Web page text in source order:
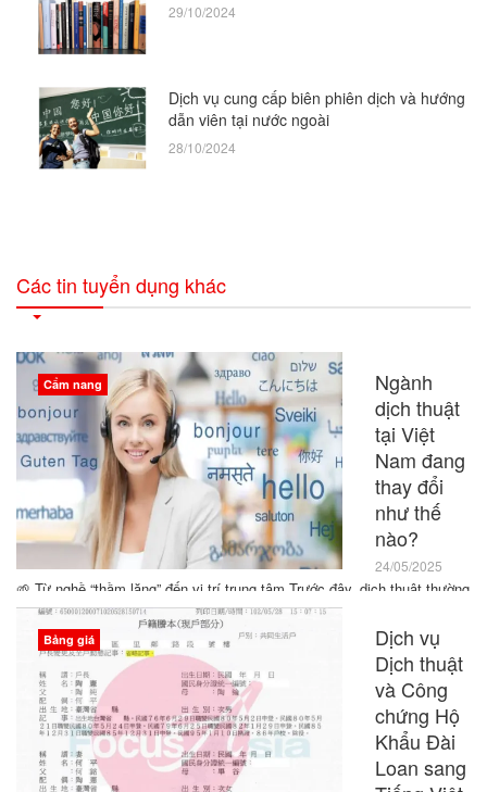
29/10/2024
Dịch vụ cung cấp biên phiên dịch và hướng
dẫn viên tại nước ngoài
28/10/2024
Các tin tuyển dụng khác
Cẩm nang
Ngành
dịch thuật
tại Việt
Nam đang
thay đổi
như thế
nào?
24/05/2025
🌱 Từ nghề “thầm lặng” đến vị trí trung tâm Trước đây, dịch thuật thường
được xem là một công việc âm thầm, ít ai chú ý. Nhưng hiện nay,
ngành dịch thuật tại Việt Nam đang dần khẳng định vai trò không thể
thiếu trong các lĩnh vực như kinh doanh, giáo dục, y […]
Bảng giá
Dịch vụ
Dịch thuật
và Công
chứng Hộ
Khẩu Đài
Loan sang